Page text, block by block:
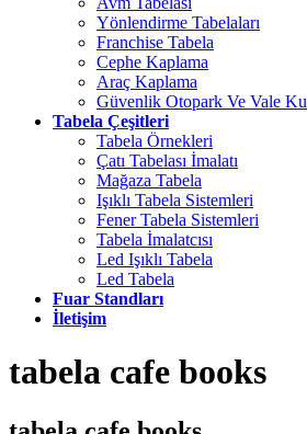
Yönlendirme Tabelaları
Franchise Tabela
Cephe Kaplama
Araç Kaplama
Güvenlik Otopark Ve Vale
Tabela Çeşitleri
Tabela Örnekleri
Çatı Tabelası İmalatı
Mağaza Tabela
Işıklı Tabela Sistemleri
Fener Tabela Sistemleri
Tabela İmalatcısı
Led Işıklı Tabela
Led Tabela
Fuar Standları
İletişim
tabela cafe books